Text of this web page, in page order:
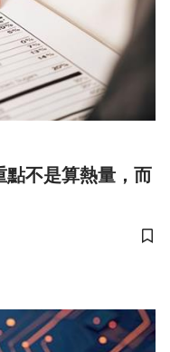
不是算熱量，而
儲